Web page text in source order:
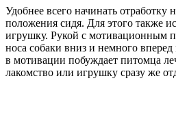
Удобнее всего начинать отработку
положения сидя. Для этого также
игрушку. Рукой с мотивационным
носа собаки вниз и немного
в мотивации побуждает питомца
лакомство или игрушку сразу же